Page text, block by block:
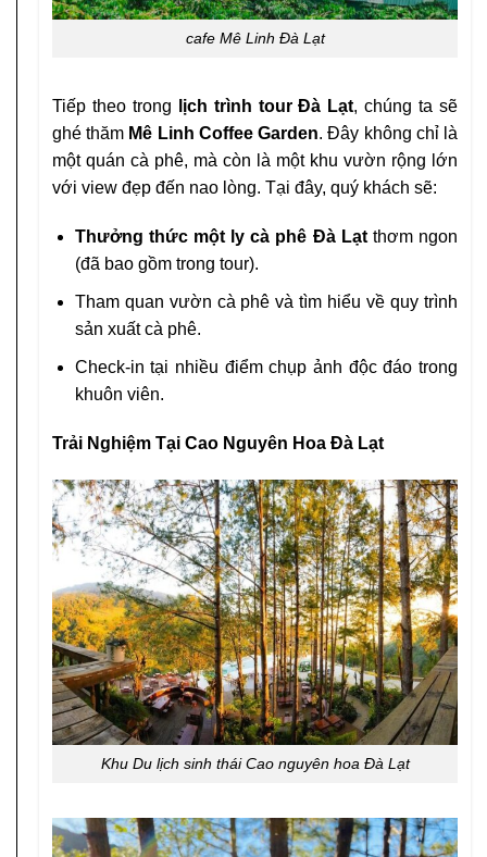
cafe Mê Linh Đà Lạt
Tiếp theo trong lịch trình tour Đà Lạt, chúng ta sẽ
ghé thăm Mê Linh Coffee Garden. Đây không chỉ là
một quán cà phê, mà còn là một khu vườn rộng lớn
với view đẹp đến nao lòng. Tại đây, quý khách sẽ:
Thưởng thức một ly cà phê Đà Lạtthơm ngon
(đã bao gồm trong tour).
Tham quan vườn cà phê và tìm hiểu về quy trình
sản xuất cà phê.
Check-in tại nhiều điểm chụp ảnh độc đáo trong
khuôn viên.
Trải Nghiệm Tại Cao Nguyên Hoa Đà Lạt
Khu Du lịch sinh thái Cao nguyên hoa Đà Lạt